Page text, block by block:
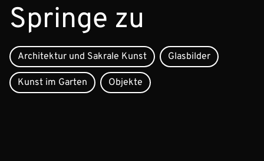
Springe zu
Architektur und Sakrale Kunst Glasbilder
Kunst im Garten Objekte